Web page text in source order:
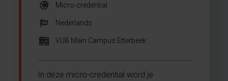
Micro-credential
Nederlands
VUB Main Campus Etterbeek
In deze micro-credential word je